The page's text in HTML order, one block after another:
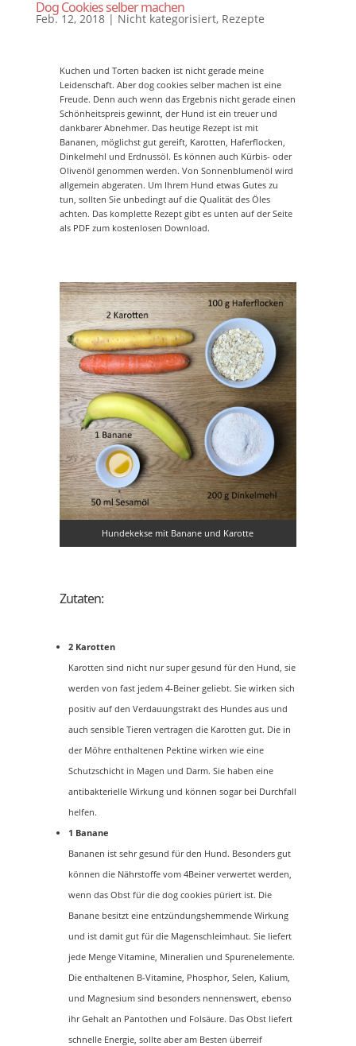
Dog Cookies selber machen
Feb. 12, 2018| Nicht kategorisiert, Rezepte
Kuchen und Torten backen ist nicht gerade meine
Leidenschaft. Aber dog cookies selber machen ist eine
Freude. Denn auch wenn das Ergebnis nicht gerade einen
Schönheitspreis gewinnt, der Hund ist ein treuer und
dankbarer Abnehmer. Das heutige Rezept ist mit
Bananen, möglichst gut gereift, Karotten, Haferflocken,
Dinkelmehl und Erdnussöl. Es können auch Kürbis- oder
Olivenöl genommen werden. Von Sonnenblumenöl wird
allgemein abgeraten. Um Ihrem Hund etwas Gutes zu
tun, sollten Sie unbedingt auf die Qualität des Öles
achten. Das komplette Rezept gibt es unten auf der Seite
als PDF zum kostenlosen Download.
Hundekekse mit Banane und Karotte
Zutaten:
2 Karotten
Karotten sind nicht nur super gesund für den Hund, sie
werden von fast jedem 4-Beiner geliebt. Sie wirken sich
positiv auf den Verdauungstrakt des Hundes aus und
auch sensible Tieren vertragen die Karotten gut. Die in
der Möhre enthaltenen Pektine wirken wie eine
Schutzschicht in Magen und Darm. Sie haben eine
antibakterielle Wirkung und können sogar bei Durchfall
helfen.
1 Banane
Bananen ist sehr gesund für den Hund. Besonders gut
können die Nährstoffe vom 4Beiner verwertet werden,
wenn das Obst für die dog cookies püriert ist. Die
Banane besitzt eine entzündungshemmende Wirkung
und ist damit gut für die Magenschleimhaut. Sie liefert
jede Menge Vitamine, Mineralien und Spurenelemente.
Die enthaltenen B-Vitamine, Phosphor, Selen, Kalium,
und Magnesium sind besonders nennenswert, ebenso
ihr Gehalt an Pantothen und Folsäure. Das Obst liefert
schnelle Energie, sollte aber am Besten überreif